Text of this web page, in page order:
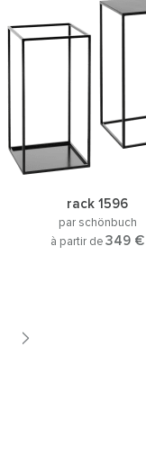
rack 1596
par schönbuch
à partir de 349 €